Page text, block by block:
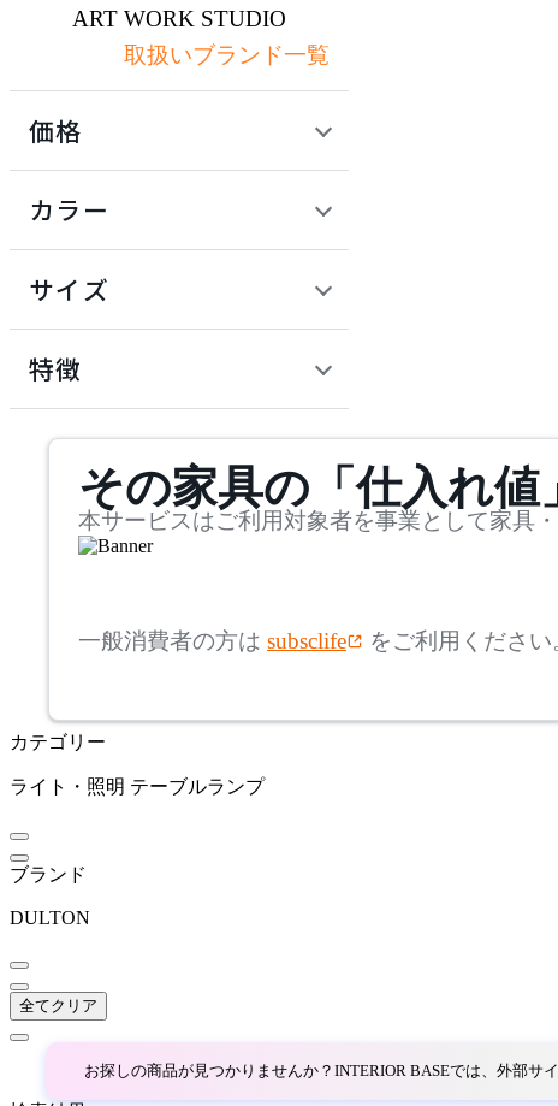
ART WORK STUDIO
アートワークスタジオ
アルテック
Artemide
アステップ
ボーコンセプト
ブリッド
ブロッキス
取扱いブランド一覧
価格
カラー
サイズ
mm
検索
~
~
座面高
検索
特徴
その家具の「仕入れ値
本サービスはご利用対象者を事業として家具
一般消費者の方は subsclife をご利用ください
カテゴリー
ライト・照明 テーブルランプ
ブランド
DULTON
全てクリア
お探しの商品が見つかりませんか？INTERIOR BASEでは、外部サ